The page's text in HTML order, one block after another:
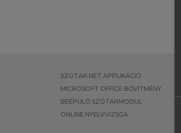
SZOTAR.NET APPLIKÁCIÓ
MICROSOFT OFFICE BŐVÍTMÉNY
BEÉPÜLŐ SZÓTÁRMODUL
ONLINE NYELVVIZSGA